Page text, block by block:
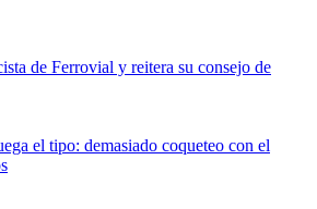
de Ferrovial y reitera su consejo de
el tipo: demasiado coqueteo con el